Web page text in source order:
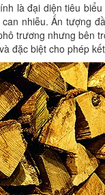
là đại diện tiêu
nhiễu. Ấn tượng
trương nhưng bên
đặc biệt cho phép